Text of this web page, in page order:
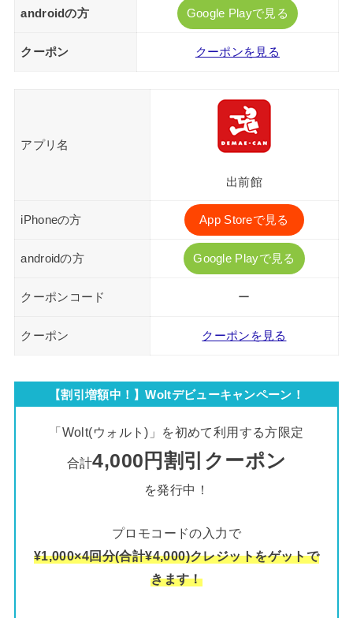
androidの方 Google Playで見る
クーポン クーポンを見る
アプリ名
出前館
iPhoneの方 App Storeで見る
androidの方 Google Playで見る
クーポンコード ー
クーポン クーポンを見る
【割引増額中！】Woltデビューキャンペーン！
「Wolt(ウォルト)」を初めて利用する方限定
合計4,000円割引クーポン
を発行中！
プロモコードの入力で
¥1,000×4回分(合計¥4,000)クレジットをゲットで
きます！